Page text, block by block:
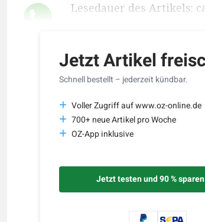
Lesedauer des Artikels:
Jetzt Artikel
Schnell bestellt – jederzeit kündbar.
Voller Zugriff auf www.oz-online.de
700+ neue Artikel pro Woche
OZ-App inklusive
Jetzt testen und 90 % sparen